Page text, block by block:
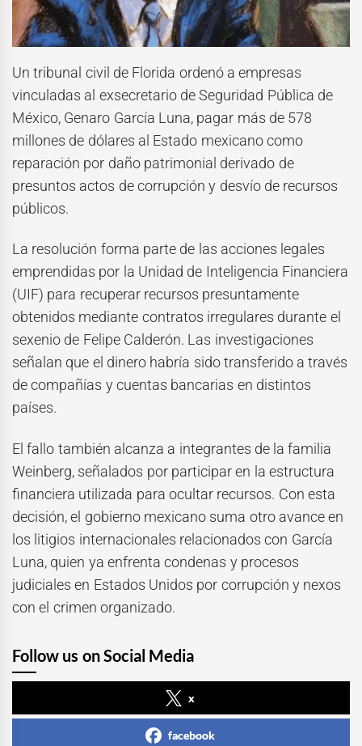
Un tribunal civil de Florida ordenó a empresas
vinculadas al exsecretario de Seguridad Pública de
México, Genaro García Luna, pagar más de 578
millones de dólares al Estado mexicano como
reparación por daño patrimonial derivado de
presuntos actos de corrupción y desvío de recursos
públicos.
La resolución forma parte de las acciones legales
emprendidas por la Unidad de Inteligencia Financiera
(UIF) para recuperar recursos presuntamente
obtenidos mediante contratos irregulares durante el
sexenio de Felipe Calderón. Las investigaciones
señalan que el dinero habría sido transferido a través
de compañías y cuentas bancarias en distintos
países.
El fallo también alcanza a integrantes de la familia
Weinberg, señalados por participar en la estructura
financiera utilizada para ocultar recursos. Con esta
decisión, el gobierno mexicano suma otro avance en
los litigios internacionales relacionados con García
Luna, quien ya enfrenta condenas y procesos
judiciales en Estados Unidos por corrupción y nexos
con el crimen organizado.
Follow us on Social Media
x
facebook